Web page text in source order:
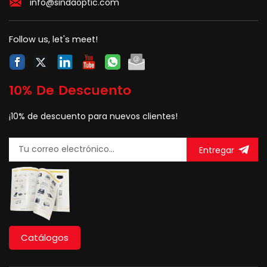
(aplastamiento),
temperatura alta o baja,
humo, sin corrosivo,
ambiental,, ambiental,
uso de campo, gabinete
otro uso genérico, etc.
Follow us, let's meet!
10% De Descuento
¡10% de descuento para nuevos clientes!
Entregar
Catálogos